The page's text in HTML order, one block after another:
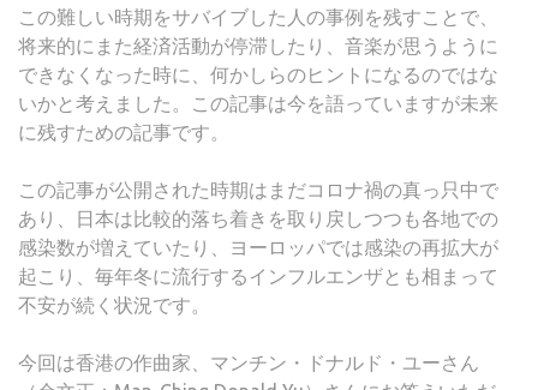
この難しい時期をサバイブした人の事例を残すことで、
将来的にまた経済活動が停滞したり、音楽が思うように
できなくなった時に、何かしらのヒントになるのではな
いかと考えました。この記事は今を語っていますが未来
に残すための記事です。
この記事が公開された時期はまだコロナ禍の真っ只中で
あり、日本は比較的落ち着きを取り戻しつつも各地での
感染数が増えていたり、ヨーロッパでは感染の再拡大が
起こり、毎年冬に流行するインフルエンザとも相まって
不安が続く状況です。
今回は香港の作曲家、マンチン・ドナルド・ユーさん